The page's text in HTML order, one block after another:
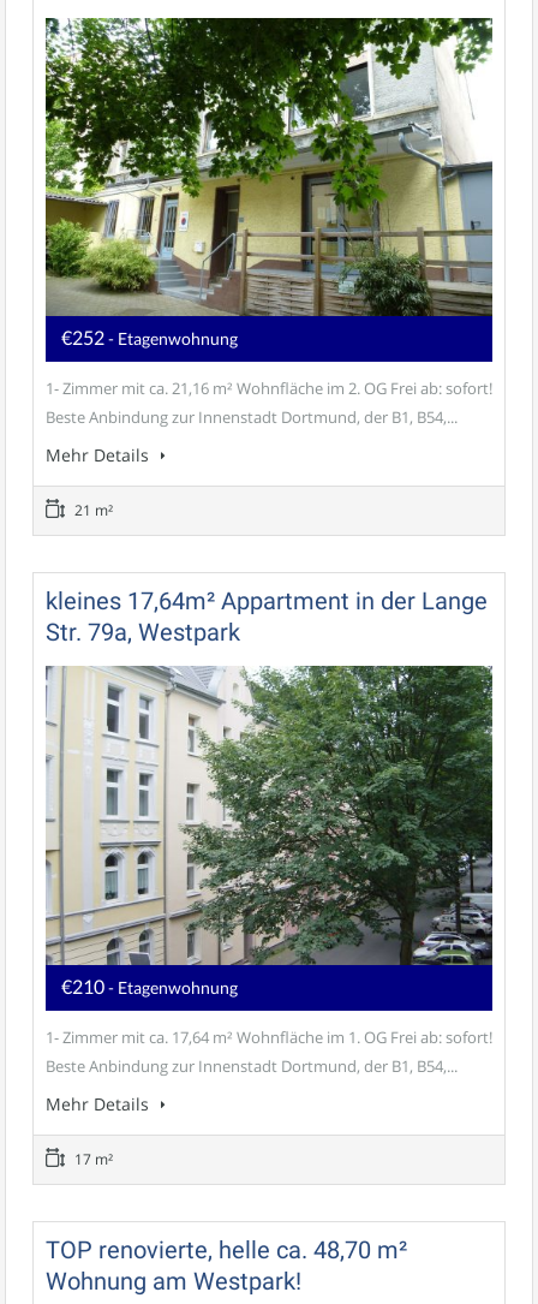
€252- Etagenwohnung
1- Zimmer mit ca. 21,16 m² Wohnfläche im 2. OG Frei ab: sofort!
Beste Anbindung zur Innenstadt Dortmund, der B1, B54,...
Mehr Details
21 m²
kleines 17,64m² Appartment in der Lange
Str. 79a, Westpark
€210- Etagenwohnung
1- Zimmer mit ca. 17,64 m² Wohnfläche im 1. OG Frei ab: sofort!
Beste Anbindung zur Innenstadt Dortmund, der B1, B54,...
Mehr Details
17 m²
TOP renovierte, helle ca. 48,70 m²
Wohnung am Westpark!